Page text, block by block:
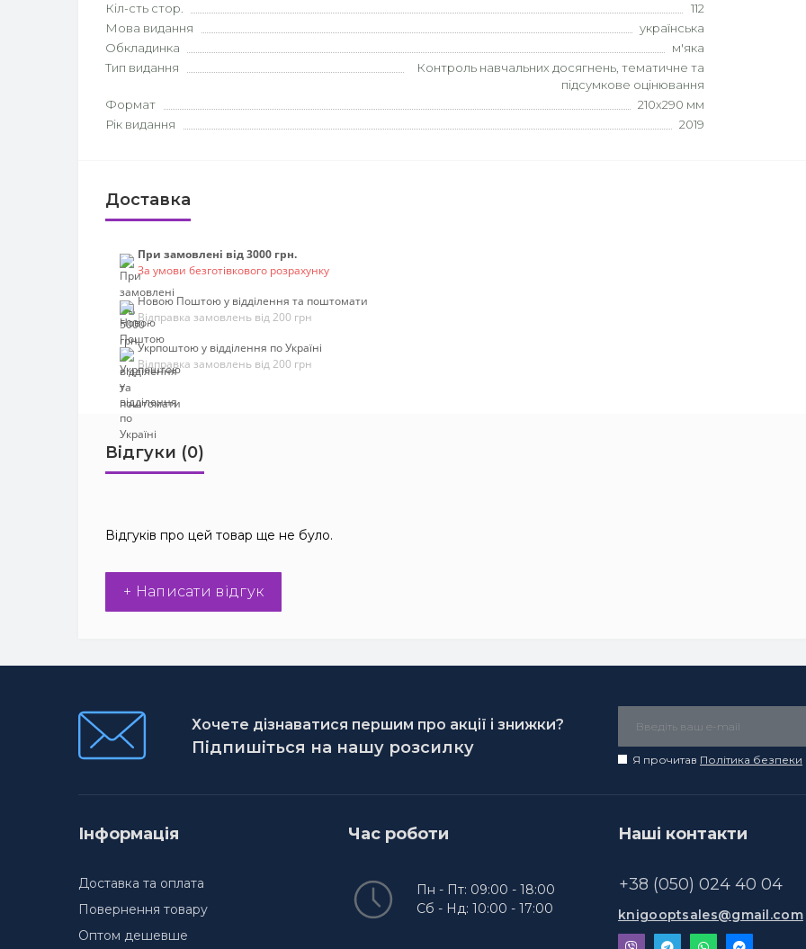
Кіл-сть стор.
112
Мова видання
українська
Обкладинка
м'яка
Тип видання
Контроль навчальних досягнень, тематичне та
підсумкове оцінювання
Формат
210х290 мм
Рік видання
2019
Доставка
При замовлені від 3000 грн.
За умови безготівкового розрахунку
Новою Поштою у відділення та поштомати
Відправка замовлень від 200 грн
Укрпоштою у відділення по Україні
Відправка замовлень від 200 грн
Відгуки (0)
Відгуків про цей товар ще не було.
+ Написати відгук
Хочете дізнаватися першим про акції і знижки?
Підпишіться на нашу розсилку
Я прочитав Політика безпеки
Інформація
Доставка та оплата
Повернення товару
Оптом дешевше
Час роботи
Пн - Пт: 09:00 - 18:00
Сб - Нд: 10:00 - 17:00
Наші контакти
+38 (050) 024 40 04
knigooptsales@gmail.com